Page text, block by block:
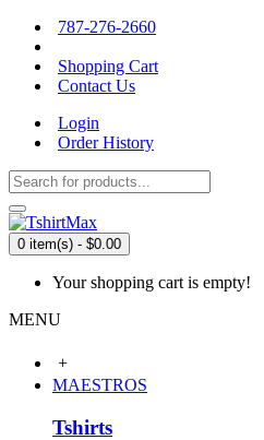
787-276-2660
Shopping Cart
Contact Us
Login
Order History
0 item(s) - $0.00
Your shopping cart is empty!
MENU
+
MAESTROS
Tshirts